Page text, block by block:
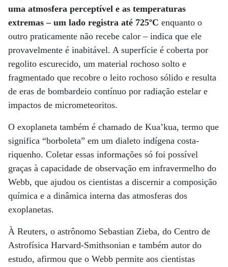
uma atmosfera perceptível e as temperaturas
extremas – um lado registra até 725ºC enquanto o
outro praticamente não recebe calor – indica que ele
provavelmente é inabitável. A superfície é coberta por
regolito escurecido, um material rochoso solto e
fragmentado que recobre o leito rochoso sólido e resulta
de eras de bombardeio contínuo por radiação estelar e
impactos de micrometeoritos.
O exoplaneta também é chamado de Kua’kua, termo que
significa “borboleta” em um dialeto indígena costa-
riquenho. Coletar essas informações só foi possível
graças à capacidade de observação em infravermelho do
Webb, que ajudou os cientistas a discernir a composição
química e a dinâmica interna das atmosferas dos
exoplanetas.
À Reuters, o astrônomo Sebastian Zieba, do Centro de
Astrofísica Harvard-Smithsonian e também autor do
estudo, afirmou que o Webb permite aos cientistas